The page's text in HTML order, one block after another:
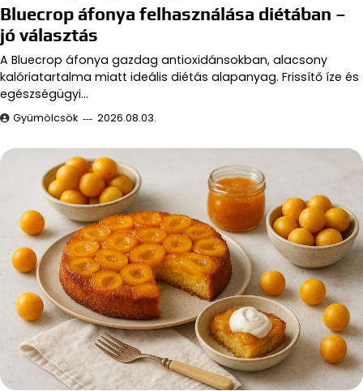
Bluecrop áfonya felhasználása diétában –
jó választás
A Bluecrop áfonya gazdag antioxidánsokban, alacsony
kalóriatartalma miatt ideális diétás alapanyag. Frissítő íze és
egészségügyi…
Gyümölcsök 2026.08.03.